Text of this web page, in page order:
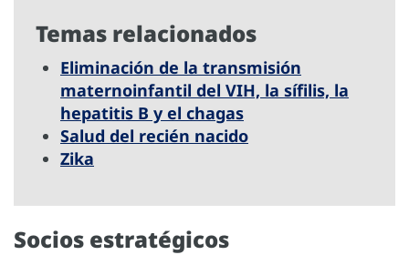
Temas relacionados
Eliminación de la transmisión
maternoinfantil del VIH, la sífilis, la
hepatitis B y el chagas
Salud del recién nacido
Zika
Socios estratégicos